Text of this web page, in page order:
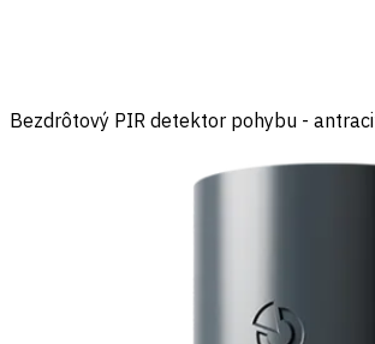
Bezdrôtový PIR detektor pohybu -